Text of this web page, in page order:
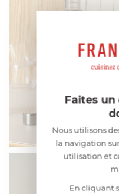
Faites
Nous utilisons
la navigation
utilisation et
En cliquant